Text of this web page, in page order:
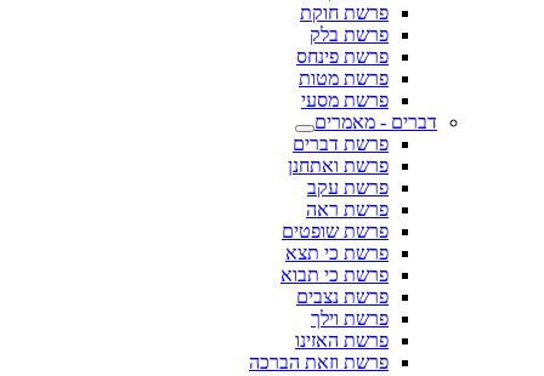
פרשת חוקת
פרשת בלק
פרשת פינחס
פרשת מטות
פרשת מסעי
דברים - מאמרים
פרשת דברים
פרשת ואתחנן
פרשת עקב
פרשת ראה
פרשת שופטים
פרשת כי תצא
פרשת כי תבוא
פרשת נצבים
פרשת וילך
פרשת האזינו
פרשת וזאת הברכה